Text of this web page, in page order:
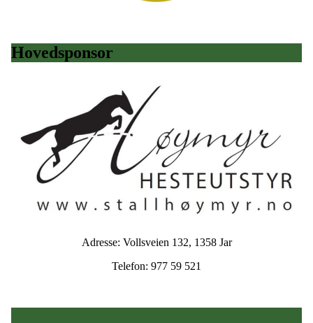
Hovedsponsor
Adresse: Vollsveien 132, 1358 Jar
Telefon: 977 59 521